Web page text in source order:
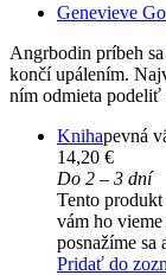
Genevieve
Angrbodin príbeh
končí upálením.
ním odmieta podeliť
Knihapevná
14,20 €
Do 2 – 3 dní
Tento produkt
vám ho
posnažíme sa
Pridať do